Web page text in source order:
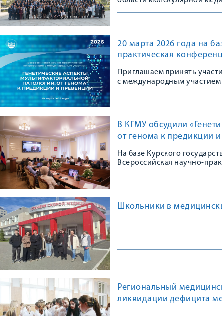
20 марта 2026 года на
практическая
Приглашаем принять
с международным участием
В КГМУ обсудили
от генома к предикции
На базе Курского
Всероссийская научно-
Школьники в
Региональный
ликвидации дефицита